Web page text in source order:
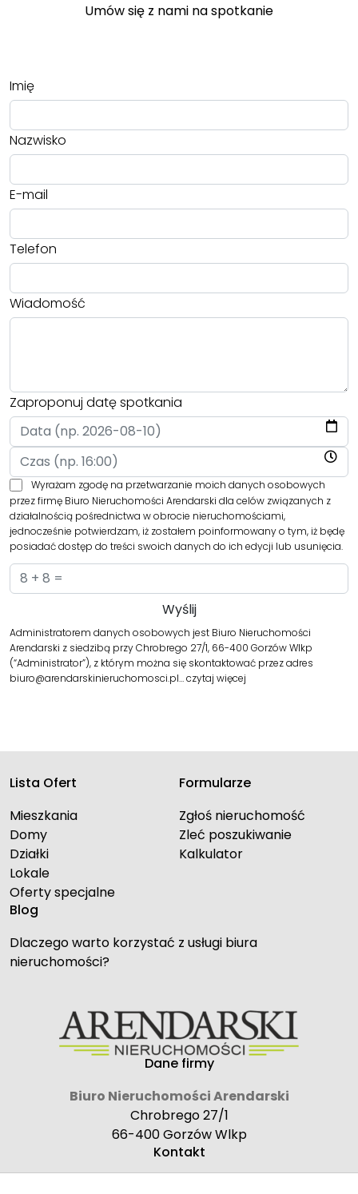
Umów się z nami na spotkanie
Imię
Nazwisko
E-mail
Telefon
Wiadomość
Zaproponuj datę spotkania
Wyrażam zgodę na przetwarzanie moich danych osobowych
przez firmę Biuro Nieruchomości Arendarski dla celów związanych z
działalnością pośrednictwa w obrocie nieruchomościami,
jednocześnie potwierdzam, iż zostałem poinformowany o tym, iż będę
posiadać dostęp do treści swoich danych do ich edycji lub usunięcia.
Administratorem danych osobowych jest Biuro Nieruchomości
Arendarski z siedzibą przy Chrobrego 27/1, 66-400 Gorzów Wlkp
(“Administrator”), z którym można się skontaktować przez adres
biuro@arendarskinieruchomosci.pl…czytaj więcej
Lista Ofert
Mieszkania
Domy
Działki
Lokale
Oferty specjalne
Formularze
Zgłoś nieruchomość
Zleć poszukiwanie
Kalkulator
Blog
Dlaczego warto korzystać z usługi biura
nieruchomości?
Dane firmy
Biuro Nieruchomości Arendarski
Chrobrego 27/1
66-400 Gorzów Wlkp
Kontakt